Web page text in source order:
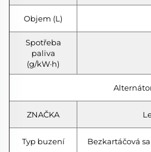
Objem (L)
Spotřeba
paliva
(g/kW·h)
ZNAČKA
Typ buzení Bezkartáčová